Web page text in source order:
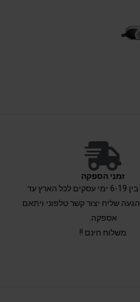
זמני הספקה
זמן אספקה בין 6-19 ימי עסקים לכל הארץ עד
שליח יצור קשר טלפוני ויתאם
אספקה.
משלוח חינם !!